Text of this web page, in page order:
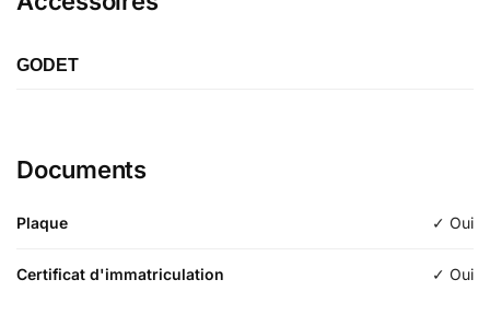
GODET
d'excavation
Documents
Plaque ✓ Oui
Certificat d'immatriculation ✓ Oui